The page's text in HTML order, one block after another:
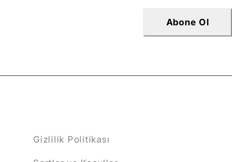
Abone Ol
Gizlilik Politikası